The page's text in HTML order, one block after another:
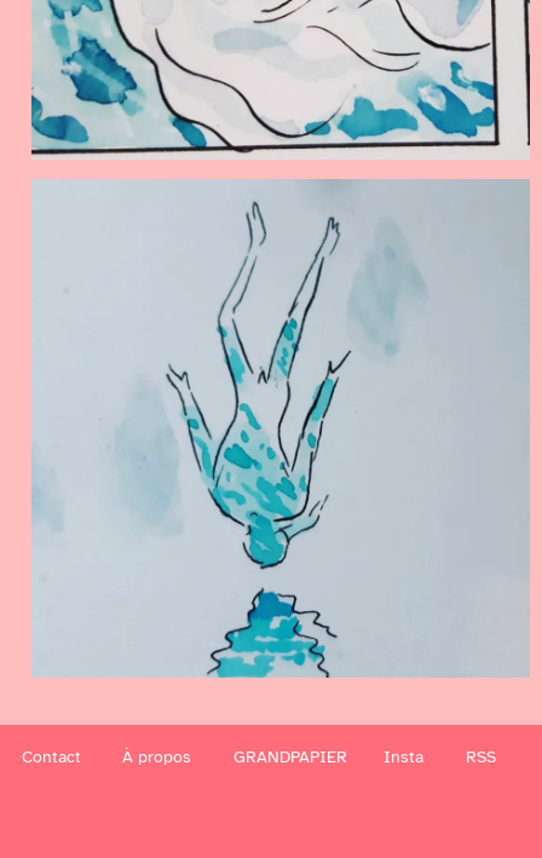
Contact À propos GRANDPAPIER Insta RSS